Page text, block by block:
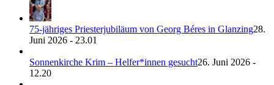
75-jähriges Priesterjubiläum von Georg Béres in Glanzing28.
Juni 2026 - 23.01
Sonnenkirche Krim – Helfer*innen gesucht26. Juni 2026 -
12.20